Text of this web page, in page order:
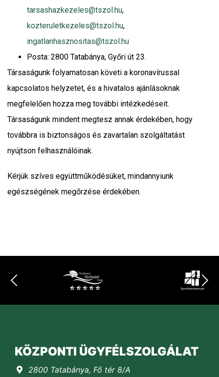
tarsashazkezeles@tszol.hu,
kozteruletkezeles@tszol.hu,
ingatlanhasznositas@tszol.hu
Posta: 2800 Tatabánya, Győri út 23.
Társaságunk folyamatosan követi a koronavírussal
kapcsolatos helyzetet, és a hivatalos ajánlásoknak
megfelelően hozza meg további intézkedéseit.
Társaságunk mindent megtesz annak érdekében, hogy
továbbra is biztonságos és zavartalan szolgáltatást
nyújtson felhasználóinak.
Kérjük szíves együttműködésüket, mindannyiunk
egészségének megőrzése érdekében.
KÖZPONTI ÜGYFÉLSZOLGÁLAT
2800 Tatabánya, Fő tér 8/A